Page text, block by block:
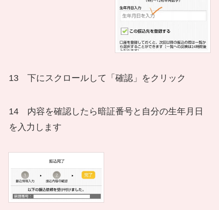
13 下にスクロールして「確認」をクリック
14 内容を確認したら暗証番号と自分の生年月日
を入力します